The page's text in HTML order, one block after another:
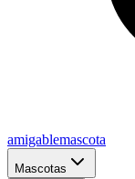
amigablemascota
Mascotas